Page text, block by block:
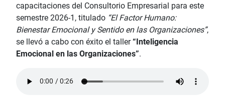
capacitaciones del Consultorio Empresarial para este
semestre 2026-1, titulado “El Factor Humano:
Bienestar Emocional y Sentido en las Organizaciones”,
se llevó a cabo con éxito el taller“Inteligencia
Emocional en las Organizaciones”.